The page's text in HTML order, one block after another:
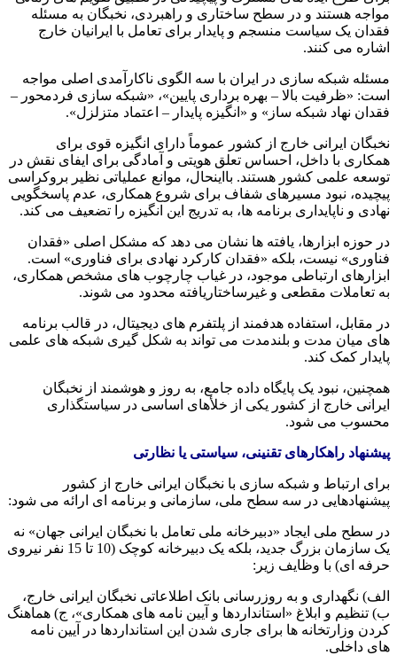
مواجه هستند و در سطح ساختاری و راهبردی، نخبگان به مسئله
فقدان یک سیاست منسجم و پایدار برای تعامل با ایرانیان خارج
اشاره می کنند.
مسئله شبکه سازی در ایران با سه الگوی ناکارآمدی اصلی مواجه
است: «ظرفیت بالا – بهره برداری پایین»، «شبکه سازی فردمحور –
فقدان نهاد شبکه ساز» و «انگیزه پایدار – اعتماد متزلزل».
نخبگان ایرانی خارج از کشور عموماً دارای انگیزه قوی برای
همکاری با داخل، احساس تعلق هویتی و آمادگی برای ایفای نقش در
توسعه علمی کشور هستند. بااینحال، موانع عملیاتی نظیر بروکراسی
پیچیده، نبود مسیرهای شفاف برای شروع همکاری، عدم پاسخگویی
نهادی و ناپایداری برنامه ها، به تدریج این انگیزه را تضعیف می کند.
در حوزه ابزارها، یافته ها نشان می دهد که مشکل اصلی «فقدان
فناوری» نیست، بلکه «فقدان کارکرد نهادی برای فناوری» است.
ابزارهای ارتباطی موجود، در غیاب چارچوب های مشخص همکاری،
به تعاملات مقطعی و غیرساختاریافته محدود می شوند.
در مقابل، استفاده هدفمند از پلتفرم های دیجیتال، در قالب برنامه
های میان مدت و بلندمدت می تواند به شکل گیری شبکه های علمی
پایدار کمک کند.
همچنین، نبود یک پایگاه داده جامع، به روز و هوشمند از نخبگان
ایرانی خارج از کشور یکی از خلأهای اساسی در سیاستگذاری
محسوب می شود.
پیشنهاد راهکارهای تقنینی، سیاستی یا نظارتی
برای ارتباط و شبکه سازی با نخبگان ایرانی خارج از کشور
پیشنهادهایی در سه سطح ملی، سازمانی و برنامه ای ارائه می شود:
در سطح ملی ایجاد «دبیرخانه ملی تعامل با نخبگان ایرانی جهان» نه
یک سازمان بزرگ جدید، بلکه یک دبیرخانه کوچک (10 تا 15 نفر نیروی
حرفه ای) با وظایف زیر:
الف) نگهداری و به روزرسانی بانک اطلاعاتی نخبگان ایرانی خارج،
ب) تنظیم و ابلاغ «استانداردها و آیین نامه های همکاری»، ج) هماهنگ
کردن وزارتخانه ها برای جاری شدن این استانداردها در آیین نامه
های داخلی.